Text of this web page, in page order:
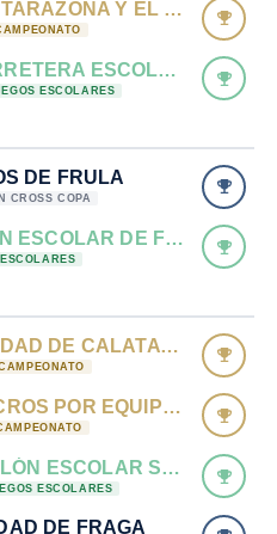
IV TRIATLÓN DE TARAZONA Y EL MONCAYO - CTO. ARAGÓN DE TRIATLÓN OLÍMPICO 2017
V DUATLÓN CARRETERA ESCOLAR DE CALATAYUD - CTO. ARAGÓN DE DUATLÓN ESCOLAR
ESCOLARES
DE FRULA
CROSS COPA
[JJ.EE.] DUATLÓN ESCOLAR DE FRULA. MONEGROSMAN SERIES
IV DUATLÓN CIUDAD DE CALATAYUD - CTO. DE ARAGÓN DE DUATLÓN 2017
XXIV DUATLÓN CROS POR EQUIPOS TROFEO IBERCAJA CIUDAD DE ZARAGOZA - CTO. ARAGÓN DUATLÓN CROS EQUIPOS
[JJ.EE.] VII DUATLÓN ESCOLAR STADIUM CASABLANCA
ESCOLARES
DE FRAGA